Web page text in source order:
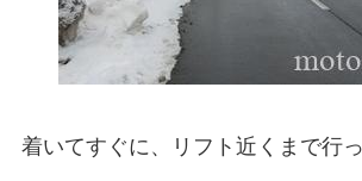
着いてすぐに、リフト近くまで行っ